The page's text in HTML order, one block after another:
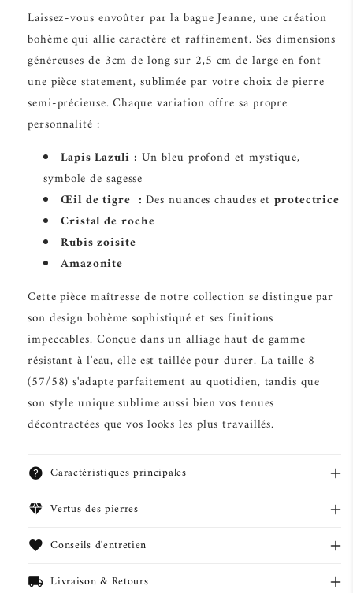
Laissez-vous envoûter par la bague Jeanne, une création
bohème qui allie caractère et raffinement. Ses dimensions
généreuses de 3cm de long sur 2,5 cm de large en font
une pièce statement, sublimée par votre choix de pierre
semi-précieuse. Chaque variation offre sa propre
personnalité :
Lapis Lazuli : Un bleu profond et mystique,
symbole de sagesse
Œil de tigre :Des nuances chaudes etprotectrice
Cristal de roche
Rubis zoisite
Amazonite
Cette pièce maîtresse de notre collection se distingue par
son design bohème sophistiqué et ses finitions
impeccables. Conçue dans un alliage haut de gamme
résistant à l'eau, elle est taillée pour durer. La taille 8
(57/58) s'adapte parfaitement au quotidien, tandis que
son style unique sublime aussi bien vos tenues
décontractées que vos looks les plus travaillés.
help Caractéristiques principales
Pierre semi-précieuse au choix
Taille 8 (57/58)
Dimensions : 4,5 cm x 2,5 cm
diamond Vertus des pierres
favorite Conseils d'entretien
local_shipping Livraison & Retours